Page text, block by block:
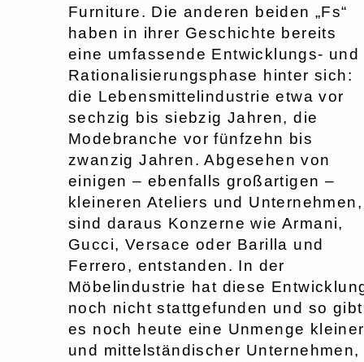
Furniture. Die anderen beiden „Fs“
haben in ihrer Geschichte bereits
eine umfassende Entwicklungs- und
Rationalisierungsphase hinter sich:
die Lebensmittelindustrie etwa vor
sechzig bis siebzig Jahren, die
Modebranche vor fünfzehn bis
zwanzig Jahren. Abgesehen von
einigen – ebenfalls großartigen –
kleineren Ateliers und Unternehmen,
sind daraus Konzerne wie Armani,
Gucci, Versace oder Barilla und
Ferrero, entstanden. In der
Möbelindustrie hat diese
noch nicht stattgefunden und so gibt
es noch heute eine Unmenge kleiner
und mittelständischer Unternehmen,